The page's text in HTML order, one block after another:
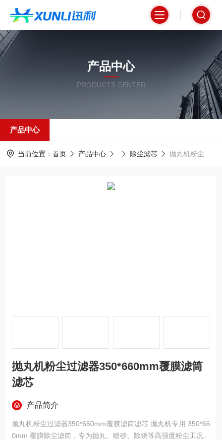
产品中心
PRODUCTS CENTER
产品中心
当前位置： 首页 产品中心 除尘滤芯 抛丸机粉尘过滤器350*660mm覆膜滤筒滤芯
抛丸机粉尘过滤器350*660mm覆膜滤筒
滤芯
产品简介
抛丸机粉尘过滤器350*660mm覆膜滤筒滤芯 抛丸机专用 350*66
0mm 覆膜除尘滤筒，专为抛丸、喷砂、除锈等高强度粉尘工况设